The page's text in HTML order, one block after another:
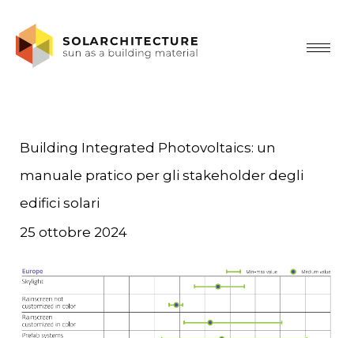
Building Integrated Photovoltaics: un
manuale pratico per gli stakeholder degli
edifici solari
25 ottobre 2024